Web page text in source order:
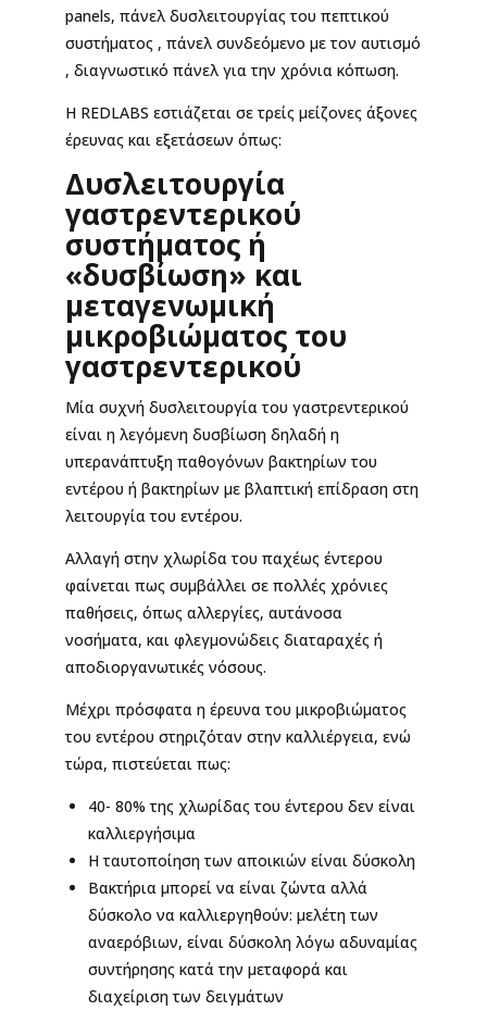
panels, πάνελ δυσλειτουργίας του πεπτικού
συστήματος , πάνελ συνδεόμενο με τον αυτισμό
, διαγνωστικό πάνελ για την χρόνια κόπωση.
Η REDLABS εστιάζεται σε τρείς μείζονες άξονες
έρευνας και εξετάσεων όπως:
Δυσλειτουργία
γαστρεντερικού
συστήματος ή
«δυσβίωση» και
μεταγενωμική
μικροβιώματος του
γαστρεντερικού
Μία συχνή δυσλειτουργία του γαστρεντερικού
είναι η λεγόμενη δυσβίωση δηλαδή η
υπερανάπτυξη παθογόνων βακτηρίων του
εντέρου ή βακτηρίων με βλαπτική επίδραση στη
λειτουργία του εντέρου.
Αλλαγή στην χλωρίδα του παχέως έντερου
φαίνεται πως συμβάλλει σε πολλές χρόνιες
παθήσεις, όπως αλλεργίες, αυτάνοσα
νοσήματα, και φλεγμονώδεις διαταραχές ή
αποδιοργανωτικές νόσους.
Μέχρι πρόσφατα η έρευνα του μικροβιώματος
του εντέρου στηριζόταν στην καλλιέργεια, ενώ
τώρα, πιστεύεται πως:
40- 80% της χλωρίδας του έντερου δεν είναι
καλλιεργήσιμα
Η ταυτοποίηση των αποικιών είναι δύσκολη
Βακτήρια μπορεί να είναι ζώντα αλλά
δύσκολο να καλλιεργηθούν: μελέτη των
αναερόβιων, είναι δύσκολη λόγω αδυναμίας
συντήρησης κατά την μεταφορά και
διαχείριση των δειγμάτων